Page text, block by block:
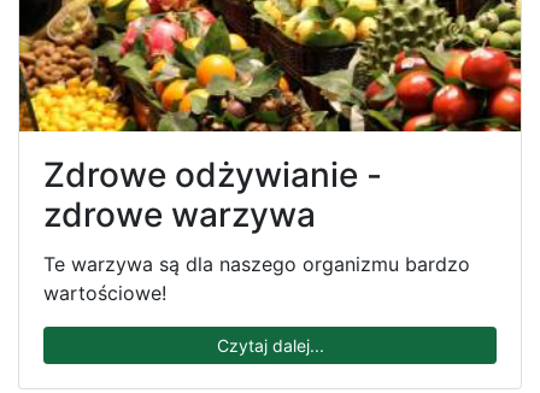
Zdrowe odżywianie -
zdrowe warzywa
Te warzywa są dla naszego organizmu bardzo
wartościowe!
Czytaj dalej...